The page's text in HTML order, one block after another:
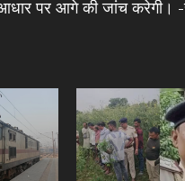
पर आगे की जांच करेगी। -